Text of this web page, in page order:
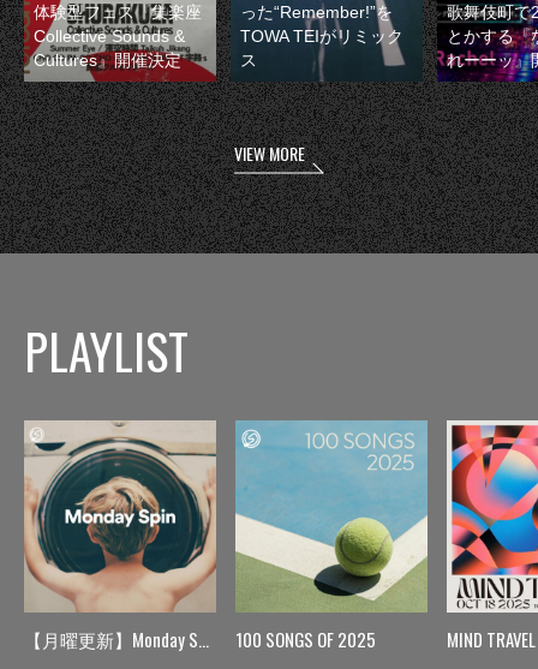
体験型フェス『集楽座
Collective Sounds &
Cultures』開催決定
った“Remember!”を
TOWA TEIがリミック
ス
歌舞伎町で
とかする『
れーーッ』
VIEW MORE
PLAYLIST
【月曜更新】Monday Spin 100 SONGS OF 2025 MIND TRAVEL